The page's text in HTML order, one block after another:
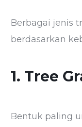
Berbagai jenis
berdasarkan
1. Tree
Bentuk paling